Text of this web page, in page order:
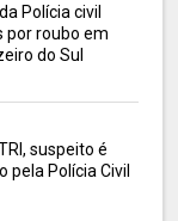
Polícia civil
por roubo em
do Sul
suspeito é
Polícia Civil